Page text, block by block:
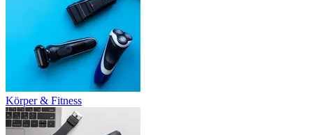
Körper & Fitness